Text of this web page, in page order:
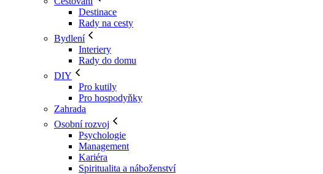
Destinace
Rady na cesty
Bydlení
Interiery
Rady do domu
DIY
Pro kutily
Pro hospodyňky
Zahrada
Osobní rozvoj
Psychologie
Management
Kariéra
Spiritualita a náboženství